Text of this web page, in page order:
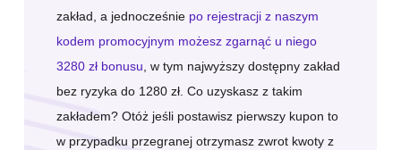
zakład, a jednocześnie po rejestracji z naszym
kodem promocyjnym możesz zgarnąć u niego
3280 zł bonusu , w tym najwyższy dostępny zakład
bez ryzyka do 1280 zł. Co uzyskasz z takim
zakładem? Otóż jeśli postawisz pierwszy kupon to
w przypadku przegranej otrzymasz zwrot kwoty z